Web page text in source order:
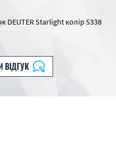
DEUTER Starlight колір 5338
ВІДГУК